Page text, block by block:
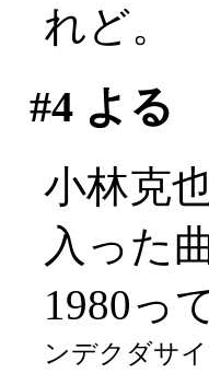
れど。
#4よる
小林克
入った
1980っ
ンデクダサ